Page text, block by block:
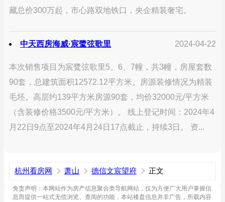
藏总价300万起，市心路双地铁口，央企精装奢宅。
中天西房海威·宸鹭弦歌里 2024-04-22
本次销售项目为宸鹭弦歌里5、6、7幢，共3幢，房屋套数
90套，总建筑面积12572.12平方米。房源装修情况为精装
毛坯。高层约139平方米房源90套，均价32000元/平方米
（含装修价格3500元/平方米）。 线上登记时间：2024年4
月22日9点至2024年4月24日17点截止，持续3日。 资...
杭州看房网 萧山 德信文宸望府 正文
免责声明：本网站作为房产信息聚合类导航网站，仅为方便广大用户掌握信
息而提供一站式无偿浏览、查阅的功能，本站楼盘信息并非广告，所载内容